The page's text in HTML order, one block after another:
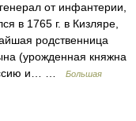
от инфантерии,
в 1765 г. в Кизляре,
родственница
(урожденная княжна
и… …
Большая